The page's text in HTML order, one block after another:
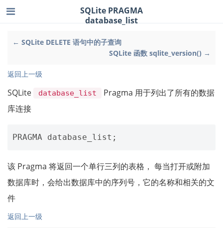
← SQLite DELETE 语句中的子查询
SQLite 函数 sqlite_version() →
SQLite PRAGMA
database_list
返回上一级
SQLite database_list
Pragma 用于列出了所有的数据
库连接
PRAGMA database_list ;
该 Pragma 将返回一个单行三列的表格， 每当打开或附加
数据库时，会给出数据库中的序列号，它的名称和相关的文
件
返回上一级